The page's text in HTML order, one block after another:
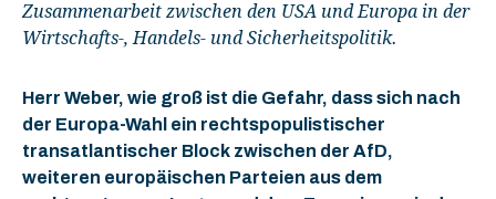
Zusammenarbeit zwischen den USA und Europa in der
Wirtschafts-, Handels- und Sicherheitspolitik.
Herr Weber, wie groß ist die Gefahr, dass sich nach
der Europa-Wahl ein rechtspopulistischer
transatlantischer Block zwischen der AfD,
weiteren europäischen Parteien aus dem